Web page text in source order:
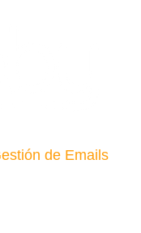
de Emails